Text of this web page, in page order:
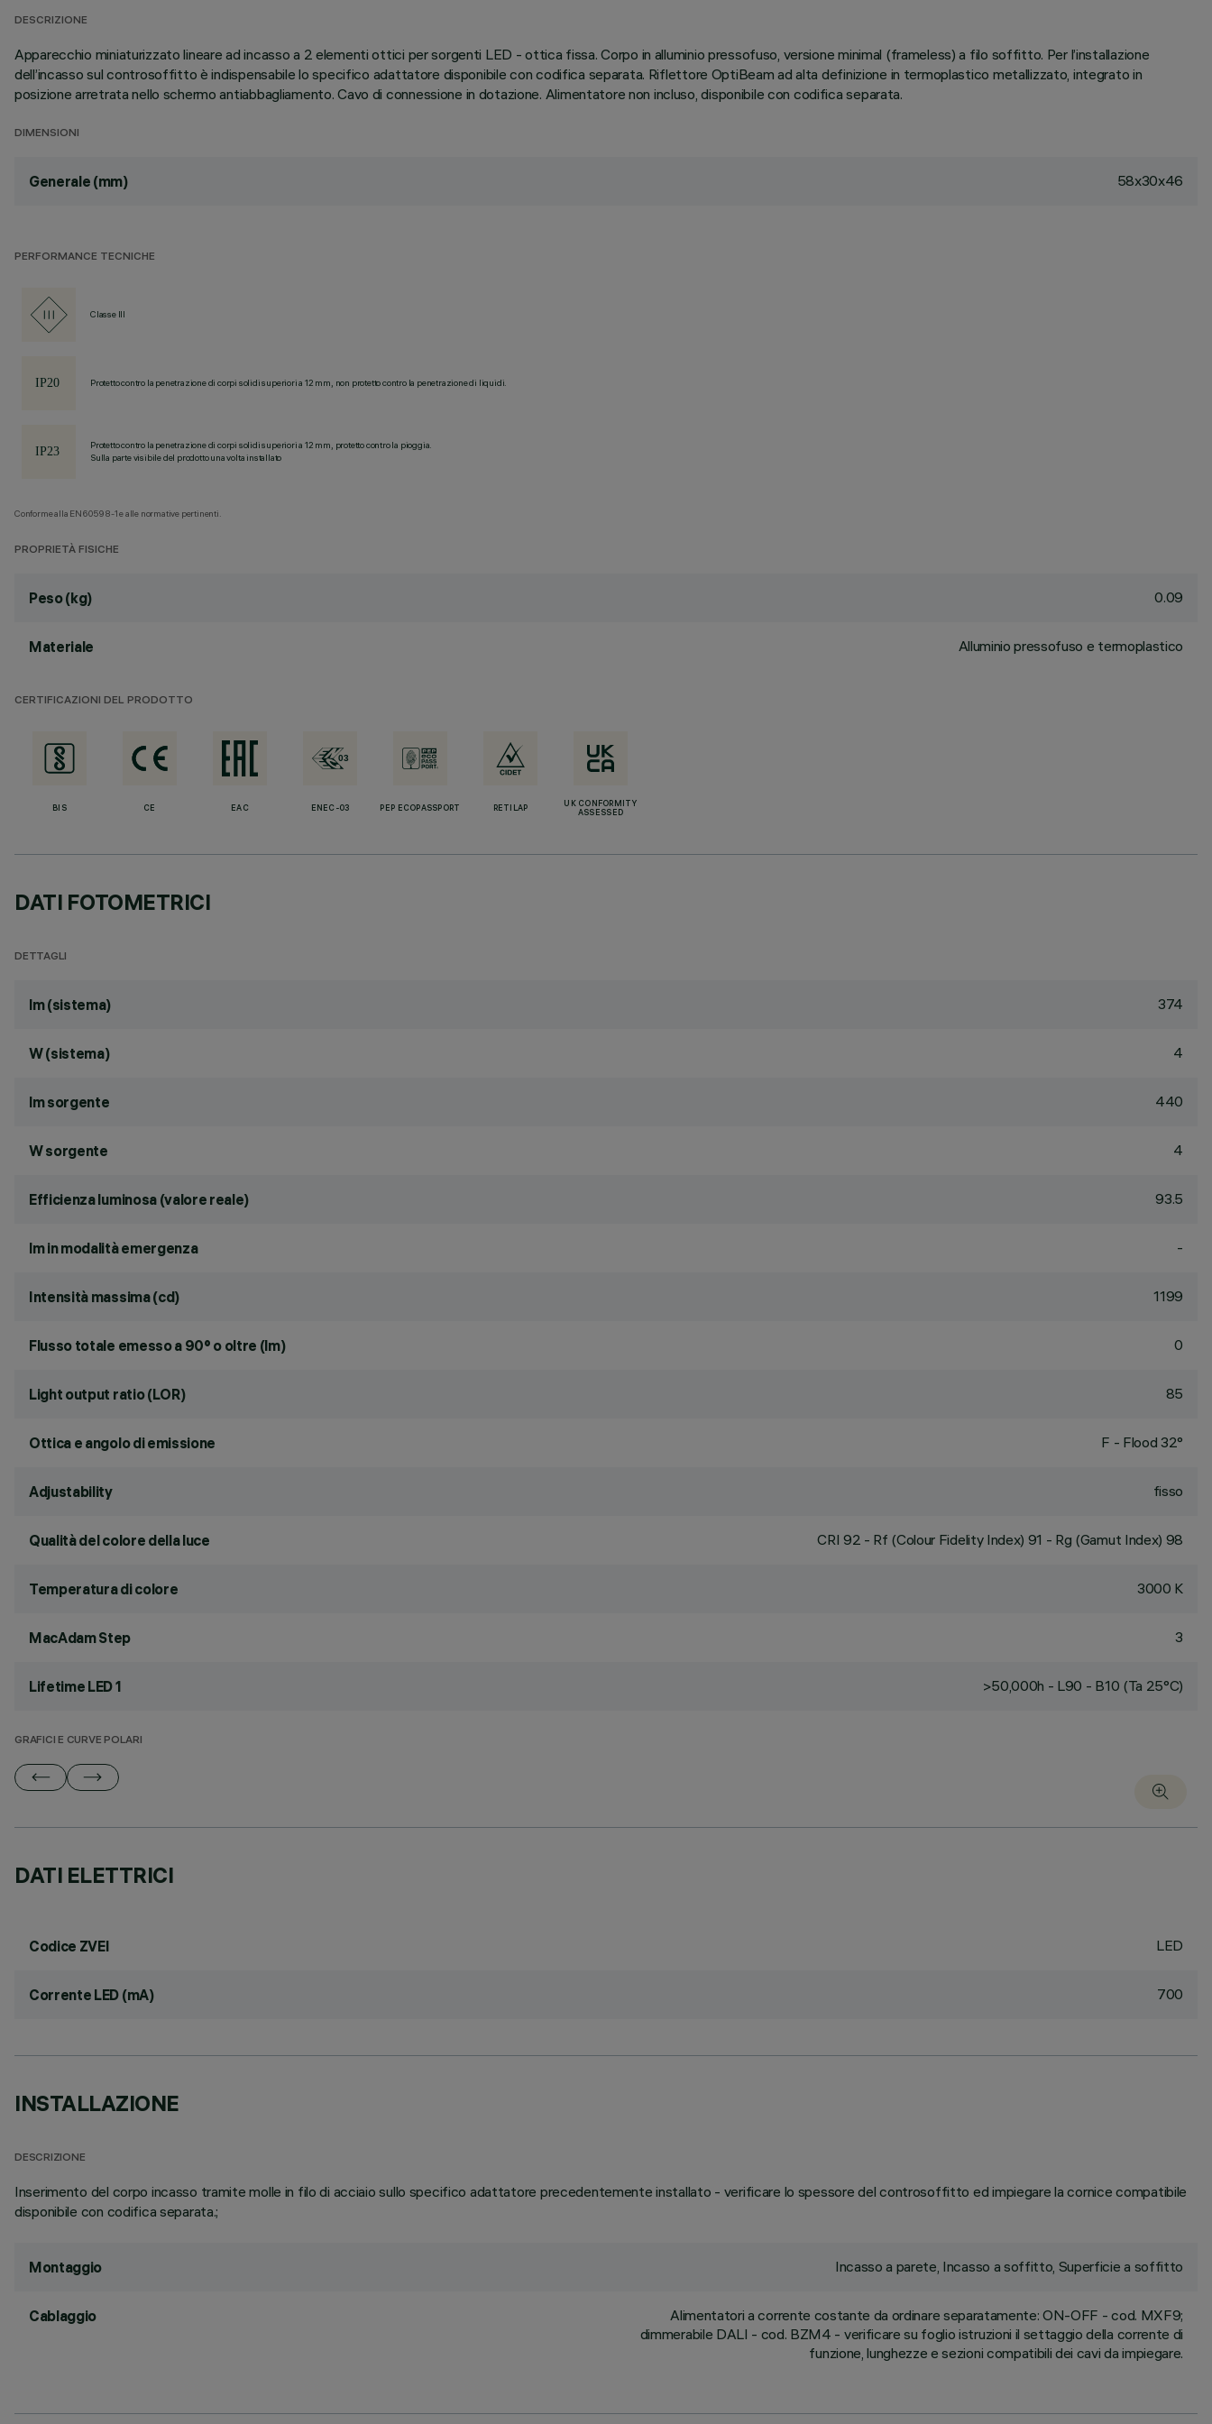
DESCRIZIONE
Apparecchio miniaturizzato lineare ad incasso a 2 elementi ottici per sorgenti LED - ottica fissa. Corpo in alluminio pressofuso, versione minimal (frameless) a filo soffitto. Per l’installazione
dell’incasso sul controsoffitto è indispensabile lo specifico adattatore disponibile con codifica separata. Riflettore OptiBeam ad alta definizione in termoplastico metallizzato, integrato in
posizione arretrata nello schermo antiabbagliamento. Cavo di connessione in dotazione. Alimentatore non incluso, disponibile con codifica separata.
DIMENSIONI
Generale (mm) 58x30x46
PERFORMANCE TECNICHE
Classe III
Protetto contro la penetrazione di corpi solidi superiori a 12 mm, non protetto contro la penetrazione di liquidi.
Protetto contro la penetrazione di corpi solidi superiori a 12 mm, protetto contro la pioggia.
Sulla parte visibile del prodotto una volta installato
Conforme alla EN60598-1 e alle normative pertinenti.
PROPRIETÀ FISICHE
Peso (kg) 0.09
Materiale Alluminio pressofuso e termoplastico
CERTIFICAZIONI DEL PRODOTTO
BIS CE EAC ENEC-03 PEP ECOPASSPORT RETILAP
UK CONFORMITY
ASSESSED
DATI FOTOMETRICI
DETTAGLI
lm (sistema) 374
W (sistema) 4
lm sorgente 440
W sorgente 4
Efficienza luminosa (valore reale) 93.5
lm in modalità emergenza -
Intensità massima (cd) 1199
Flusso totale emesso a 90° o oltre (lm) 0
Light output ratio (LOR) 85
Ottica e angolo di emissione F - Flood 32°
Adjustability fisso
Qualità del colore della luce CRI 92 - Rf (Colour Fidelity Index) 91 - Rg (Gamut Index) 98
Temperatura di colore 3000 K
MacAdam Step 3
Lifetime LED 1 >50,000h - L90 - B10 (Ta 25°C)
GRAFICI E CURVE POLARI
DATI ELETTRICI
Codice ZVEI LED
Corrente LED (mA) 700
INSTALLAZIONE
DESCRIZIONE
Inserimento del corpo incasso tramite molle in filo di acciaio sullo specifico adattatore precedentemente installato - verificare lo spessore del controsoffitto ed impiegare la cornice compatibile
disponibile con codifica separata.;
Montaggio Incasso a parete, Incasso a soffitto, Superficie a soffitto
Cablaggio
Alimentatori a corrente costante da ordinare separatamente: ON-OFF - cod. MXF9;
dimmerabile DALI - cod. BZM4 - verificare su foglio istruzioni il settaggio della corrente di
funzione, lunghezze e sezioni compatibili dei cavi da impiegare.